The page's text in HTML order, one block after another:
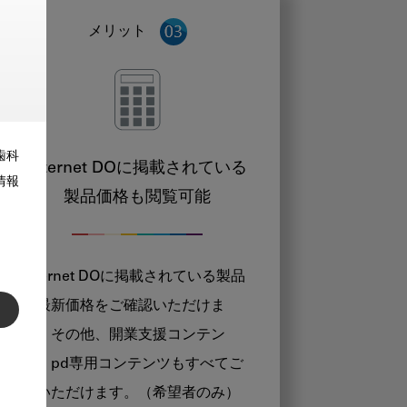
科
報
メリット
Internet DOに掲載されている
製品価格も閲覧可能
Internet DOに掲載されている製品
の最新価格をご確認いただけま
す。その他、開業支援コンテン
ツ、pd専用コンテンツもすべてご
覧いただけます。（希望者のみ）